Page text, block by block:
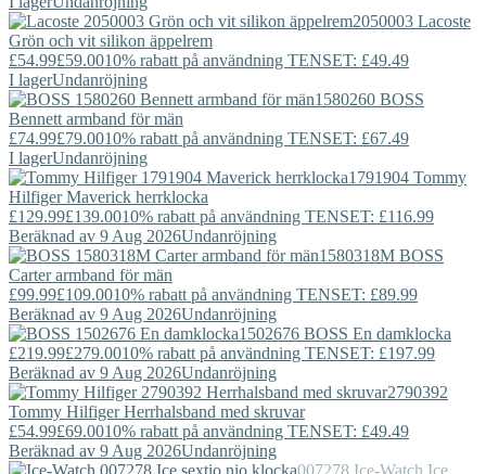
2050003 Lacoste
Grön och vit silikon äppelrem
£54.99£59.0010% rabatt på användning TENSET: £49.49
I lagerUndanröjning
1580260 BOSS
Bennett armband för män
£74.99£79.0010% rabatt på användning TENSET: £67.49
I lagerUndanröjning
1791904 Tommy
HilfigerMaverick herrklocka
£129.99£139.0010% rabatt på användning TENSET: £116.99
Beräknad av 9 Aug 2026Undanröjning
1580318M BOSS
Carter armband för män
£99.99£109.0010% rabatt på användning TENSET: £89.99
Beräknad av 9 Aug 2026Undanröjning
1502676 BOSS En damklocka
£219.99£279.0010% rabatt på användning TENSET: £197.99
Beräknad av 9 Aug 2026Undanröjning
2790392
Tommy HilfigerHerrhalsband med skruvar
£54.99£69.0010% rabatt på användning TENSET: £49.49
Beräknad av 9 Aug 2026Undanröjning
007278 Ice-Watch Ice